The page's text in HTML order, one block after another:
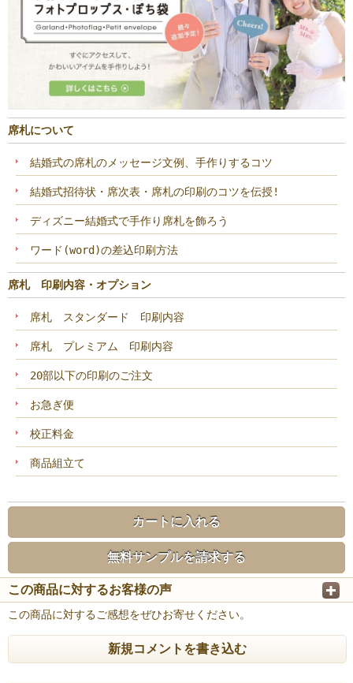
席札について
結婚式の席札のメッセージ文例、手作りするコツ
結婚式招待状・席次表・席札の印刷のコツを伝授!
ディズニー結婚式で手作り席札を飾ろう
ワード(word)の差込印刷方法
席札 印刷内容・オプション
席札 スタンダード 印刷内容
席札 プレミアム 印刷内容
20部以下の印刷のご注文
お急ぎ便
校正料金
商品組立て
カートに入れる
無料サンプルを請求する
この商品に対するお客様の声
この商品に対するご感想をぜひお寄せください。
新規コメントを書き込む